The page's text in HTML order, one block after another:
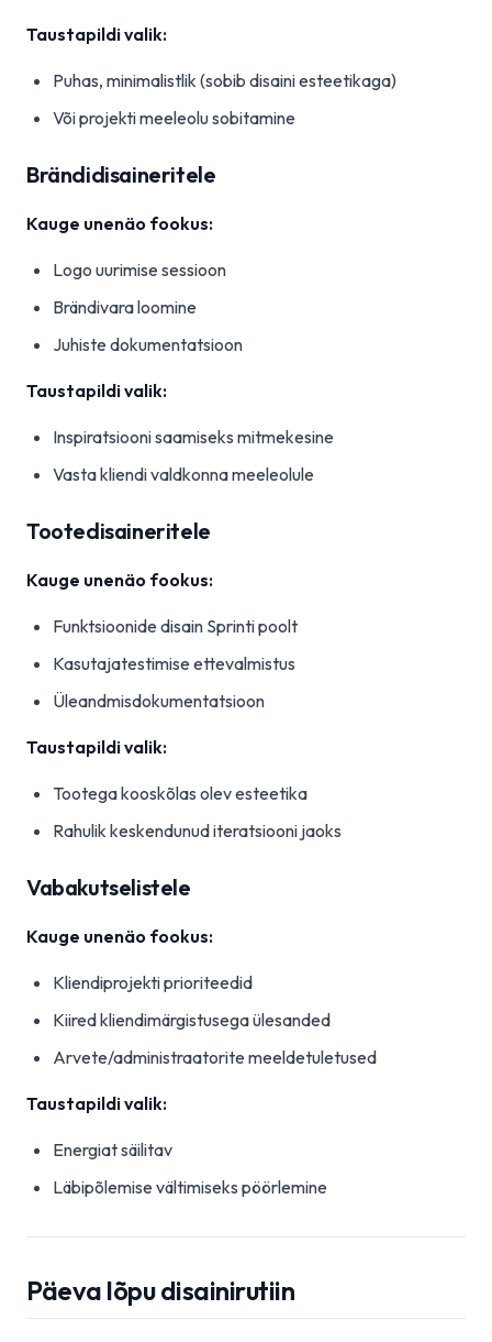
Taustapildi valik:
Puhas, minimalistlik (sobib disaini esteetikaga)
Või projekti meeleolu sobitamine
Brändidisaineritele
Kauge unenäo fookus:
Logo uurimise sessioon
Brändivara loomine
Juhiste dokumentatsioon
Taustapildi valik:
Inspiratsiooni saamiseks mitmekesine
Vasta kliendi valdkonna meeleolule
Tootedisaineritele
Kauge unenäo fookus:
Funktsioonide disain Sprinti poolt
Kasutajatestimise ettevalmistus
Üleandmisdokumentatsioon
Taustapildi valik:
Tootega kooskõlas olev esteetika
Rahulik keskendunud iteratsiooni jaoks
Vabakutselistele
Kauge unenäo fookus:
Kliendiprojekti prioriteedid
Kiired kliendimärgistusega ülesanded
Arvete/administraatorite meeldetuletused
Taustapildi valik:
Energiat säilitav
Läbipõlemise vältimiseks pöörlemine
Päeva lõpu disainirutiin